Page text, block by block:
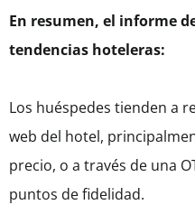
En resumen, el informe
tendencias hoteleras:
Los huéspedes tienden a
web del hotel,
precio, o a través de una
puntos de fidelidad.